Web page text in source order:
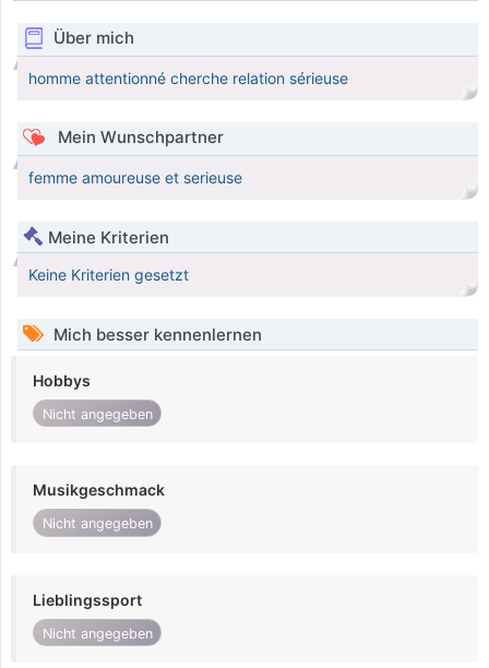
Über mich
homme attentionné cherche relation sérieuse
Mein Wunschpartner
femme amoureuse et serieuse
Meine Kriterien
Keine Kriterien gesetzt
Mich besser kennenlernen
Hobbys
Nicht angegeben
Musikgeschmack
Nicht angegeben
Lieblingssport
Nicht angegeben